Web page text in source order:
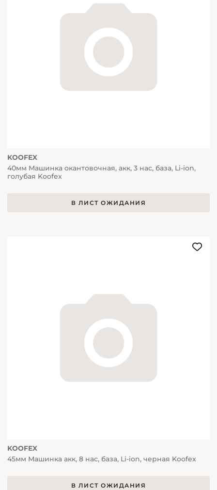
KOOFEX
40мм Машинка окантовочная, акк, 3 нас, база, Li-ion,
голубая Koofex
В ЛИСТ ОЖИДАНИЯ
KOOFEX
45мм Машинка акк, 8 нас, база, Li-ion, черная Koofex
В ЛИСТ ОЖИДАНИЯ